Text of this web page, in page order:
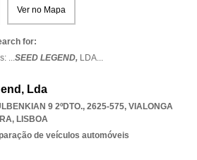
Ver no Mapa
for:
...SEED LEGEND, LDA...
Lda
9 2ºDTO., 2625-575, VIALONGA
, LISBOA
de veículos automóveis